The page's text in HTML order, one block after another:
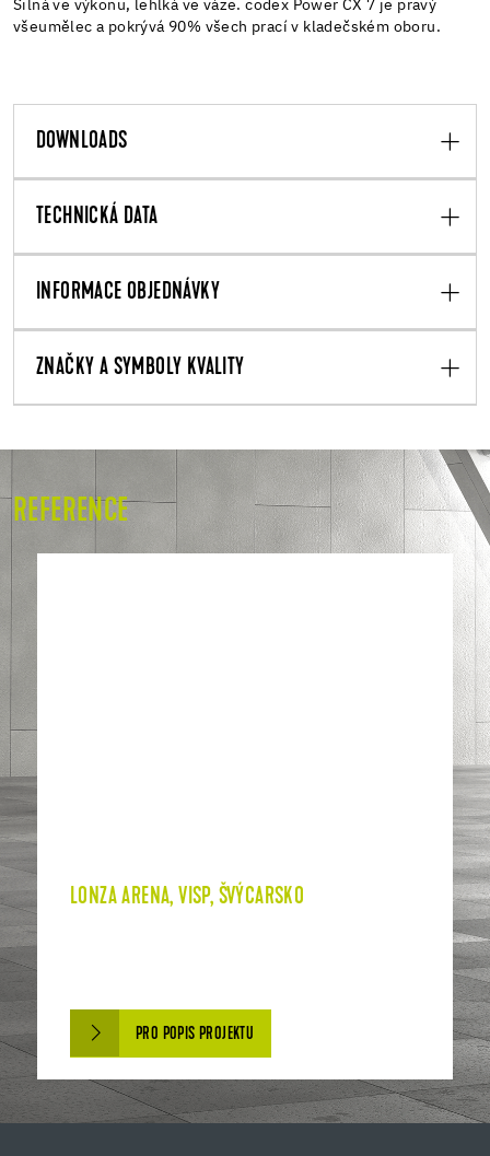
Silná ve výkonu, lehlká ve váze. codex Power CX 7 je pravý
všeumělec a pokrývá 90% všech prací v kladečském oboru.
DOWNLOADS
TECHNICKÁ DATA
INFORMACE OBJEDNÁVKY
ZNAČKY A SYMBOLY KVALITY
REFERENCE
LONZA ARENA, VISP, ŠVÝCARSKO
PRO POPIS PROJEKTU